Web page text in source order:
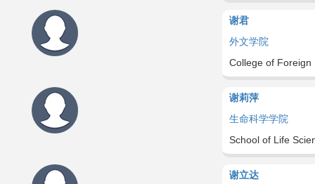
谢君
外文学院
College of
谢莉萍
生命科学学院
School of Life
谢立达